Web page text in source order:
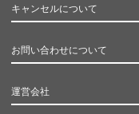
キャンセルについて
お問い合わせについて
運営会社